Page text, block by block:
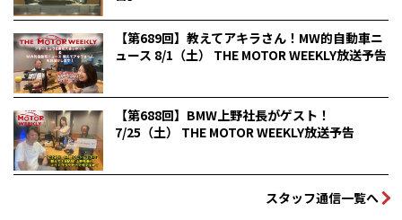
【第689回】教えてアキラさん！MW的自動車ニ
ュース 8/1（土） THE MOTOR WEEKLY放送予告
【第688回】BMW上野社長がゲスト！
7/25（土） THE MOTOR WEEKLY放送予告
スタッフ通信一覧へ